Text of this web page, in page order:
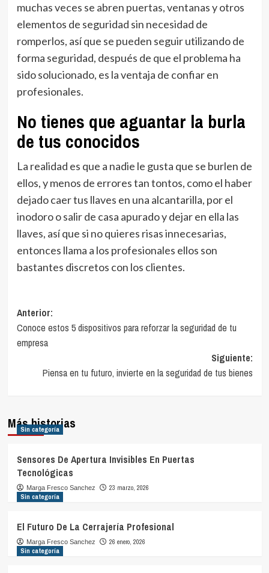
muchas veces se abren puertas, ventanas y otros
elementos de seguridad sin necesidad de
romperlos, así que se pueden seguir utilizando de
forma seguridad, después de que el problema ha
sido solucionado, es la ventaja de confiar en
profesionales.
No tienes que aguantar la burla
de tus conocidos
La realidad es que a nadie le gusta que se burlen de
ellos, y menos de errores tan tontos, como el haber
dejado caer tus llaves en una alcantarilla, por el
inodoro o salir de casa apurado y dejar en ella las
llaves, así que si no quieres risas innecesarias,
entonces llama a los profesionales ellos son
bastantes discretos con los clientes.
Navegación
de
entradas
Anterior:
Conoce estos 5 dispositivos para reforzar la seguridad de tu
empresa
Siguiente:
Piensa en tu futuro, invierte en la seguridad de tus bienes
Más historias
Sin categoría
Sensores De Apertura Invisibles En Puertas
Tecnológicas
Marga Fresco Sanchez
23 marzo, 2026
Sin categoría
El Futuro De La Cerrajería Profesional
Marga Fresco Sanchez
26 enero, 2026
Sin categoría